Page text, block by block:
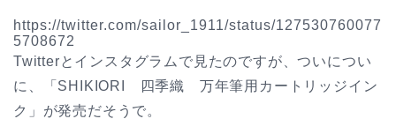
https://twitter.com/sailor_1911/status/127530760077
5708672
Twitterとインスタグラムで見たのですが、ついについ
に、「SHIKIORI 四季織 万年筆用カートリッジイン
ク」が発売だそうで。